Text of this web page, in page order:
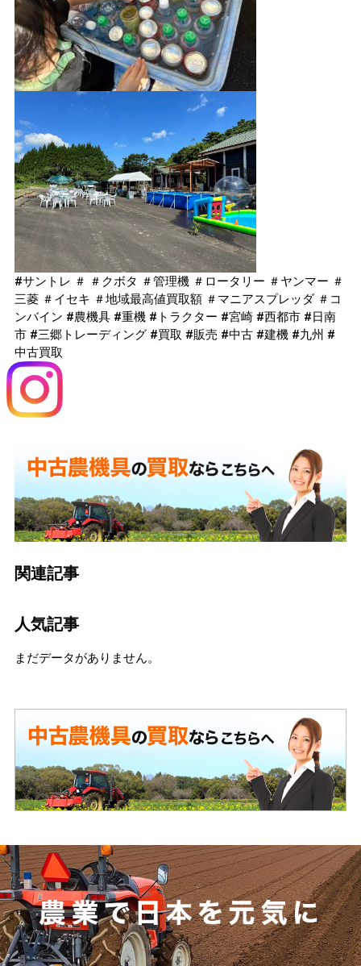
#サントレ ＃ ＃クボタ ＃管理機 ＃ロータリー ＃ヤンマー ＃
三菱 ＃イセキ ＃地域最高値買取額 ＃マニアスプレッダ ＃コ
ンバイン #農機具 #重機 #トラクター #宮崎 #西都市 #日南
市 #三郷トレーディング #買取 #販売 #中古 #建機 #九州 #
中古買取
関連記事
人気記事
まだデータがありません。